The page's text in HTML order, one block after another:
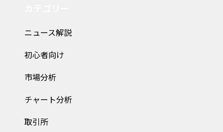
ニュース解説
初心者向け
市場分析
チャート分析
取引所